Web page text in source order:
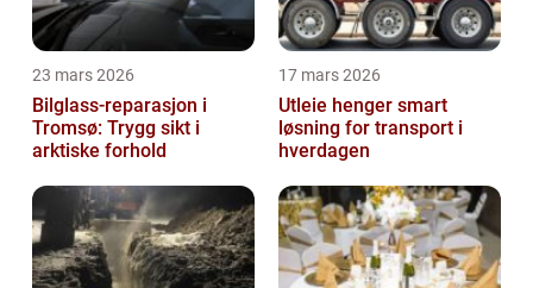
23 mars 2026
Bilglass-reparasjon i
Tromsø: Trygg sikt i
arktiske forhold
17 mars 2026
Utleie henger smart
løsning for transport i
hverdagen